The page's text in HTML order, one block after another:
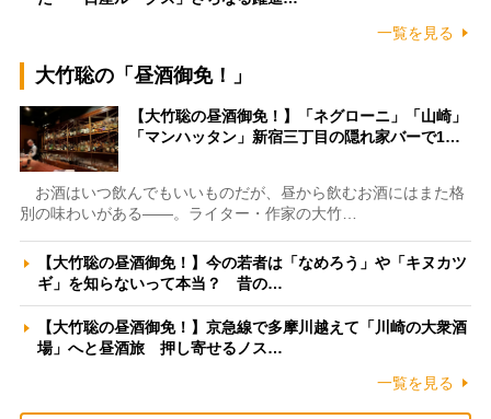
一覧を見る
大竹聡の「昼酒御免！」
【大竹聡の昼酒御免！】「ネグローニ」「山崎」
「マンハッタン」新宿三丁目の隠れ家バーで1…
お酒はいつ飲んでもいいものだが、昼から飲むお酒にはまた格
別の味わいがある――。ライター・作家の大竹…
【大竹聡の昼酒御免！】今の若者は「なめろう」や「キヌカツ
ギ」を知らないって本当？ 昔の…
【大竹聡の昼酒御免！】京急線で多摩川越えて「川崎の大衆酒
場」へと昼酒旅 押し寄せるノス…
一覧を見る